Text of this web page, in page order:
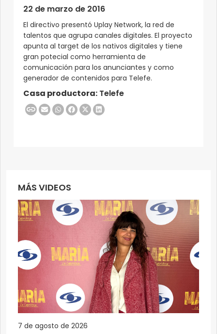
22 de marzo de 2016
El directivo presentó Uplay Network, la red de
talentos que agrupa canales digitales. El proyecto
apunta al target de los nativos digitales y tiene
gran potecial como herramienta de
comunicación para los anunciantes y como
generador de contenidos para Telefe.
Casa productora: Telefe
MÁS VIDEOS
7 de agosto de 2026